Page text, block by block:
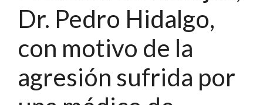
Dr. Pedro Hidalgo,
con motivo de la
agresión sufrida por